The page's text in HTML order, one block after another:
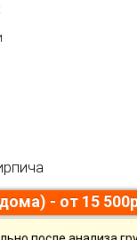
- от 15